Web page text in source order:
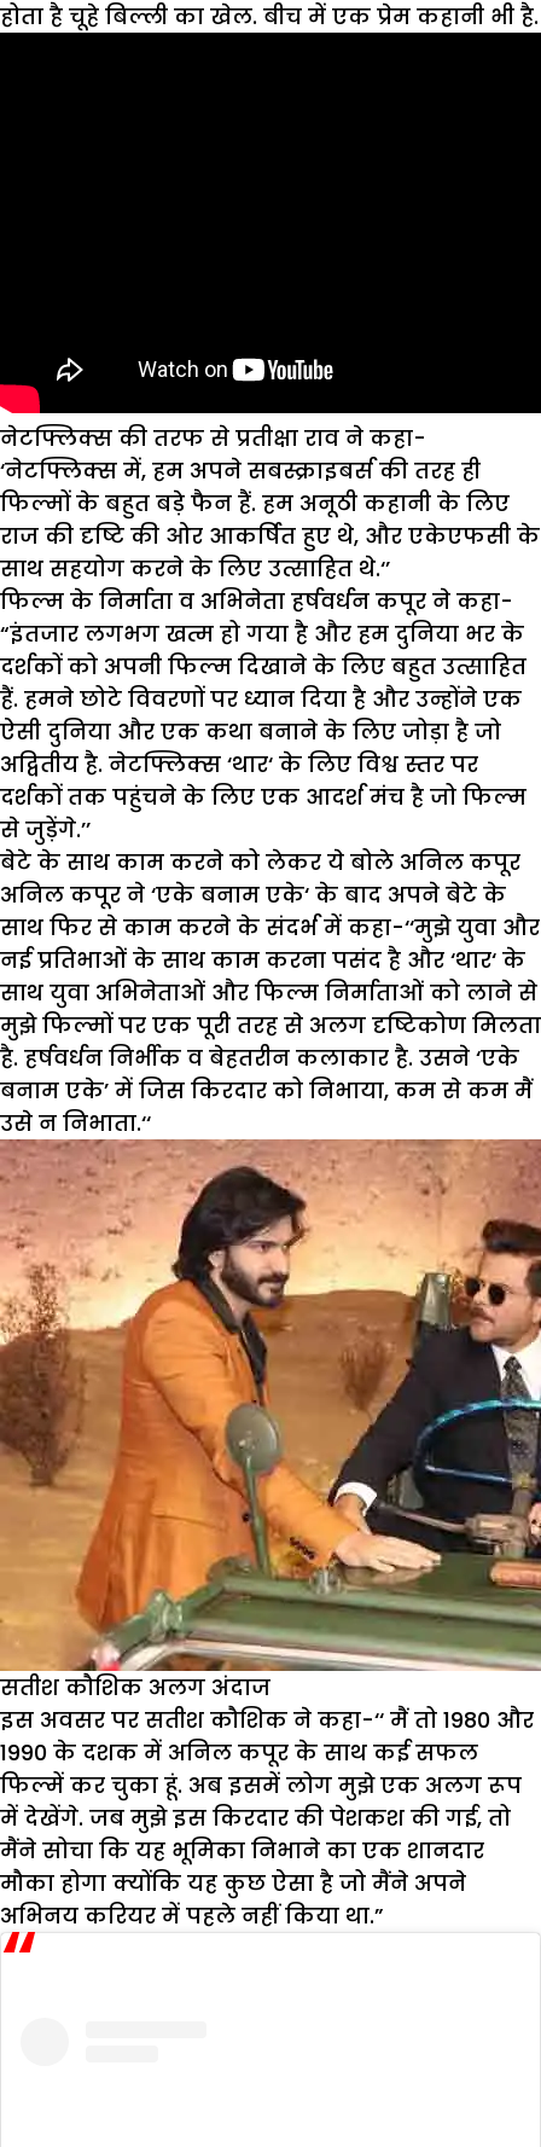
होता है चूहे बिल्ली का खेल. बीच में एक प्रेम कहानी भी है.
नेटफ्लिक्स की तरफ से प्रतीक्षा राव ने कहा-
‘नेटफ्लिक्स में, हम अपने सबस्क्राइबर्स की तरह ही
फिल्मों के बहुत बड़े फैन हैं. हम अनूठी कहानी के लिए
राज की दृष्टि की ओर आकर्षित हुए थे, और एकेएफसी के
साथ सहयोग करने के लिए उत्साहित थे.‘’
फिल्म के निर्माता व अभिनेता हर्षवर्धन कपूर ने कहा-
“इंतजार लगभग खत्म हो गया है और हम दुनिया भर के
दर्शकों को अपनी फिल्म दिखाने के लिए बहुत उत्साहित
हैं. हमने छोटे विवरणों पर ध्यान दिया है और उन्होंने एक
ऐसी दुनिया और एक कथा बनाने के लिए जोड़ा है जो
अद्वितीय है. नेटफ्लिक्स ‘थार‘ के लिए विश्व स्तर पर
दर्शकों तक पहुंचने के लिए एक आदर्श मंच है जो फिल्म
से जुड़ेंगे.’’
बेटे के साथ काम करने को लेकर ये बोले अनिल कपूर
अनिल कपूर ने ‘एके बनाम एके‘ के बाद अपने बेटे के
साथ फिर से काम करने के संदर्भ में कहा-‘‘मुझे युवा और
नई प्रतिभाओं के साथ काम करना पसंद है और ‘थार‘ के
साथ युवा अभिनेताओं और फिल्म निर्माताओं को लाने से
मुझे फिल्मों पर एक पूरी तरह से अलग दृष्टिकोण मिलता
है. हर्षवर्धन निर्भीक व बेहतरीन कलाकार है. उसने ‘एके
बनाम एके’ में जिस किरदार को निभाया, कम से कम मैं
उसे न निभाता.‘‘
सतीश कौशिक अलग अंदाज
इस अवसर पर सतीश कौशिक ने कहा-‘‘ मैं तो 1980 और
1990 के दशक में अनिल कपूर के साथ कई सफल
फिल्में कर चुका हूं. अब इसमें लोग मुझे एक अलग रूप
में देखेंगे. जब मुझे इस किरदार की पेशकश की गई, तो
मैंने सोचा कि यह भूमिका निभाने का एक शानदार
मौका होगा क्योंकि यह कुछ ऐसा है जो मैंने अपने
अभिनय करियर में पहले नहीं किया था.”